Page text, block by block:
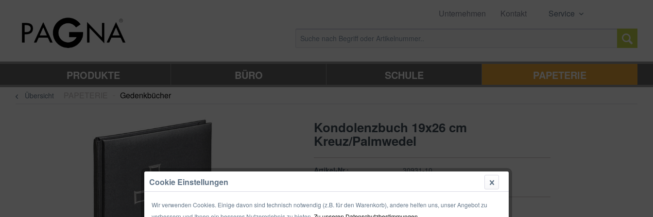
Unternehmen Kontakt Service
PRODUKTE BÜRO SCHULE PAPETERIE
Übersicht Gedenkbücher
Kondolenzbuch 19x26 cm
Kreuz/Palmwedel
Artikel-Nr.:
30931-10
Cookie Einstellungen
Wir verwenden Cookies. Einige davon sind technisch notwendig (z.B. für den Warenkorb), andere helfen uns, unser Angebot zu